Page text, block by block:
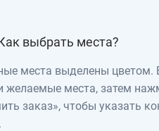
выбрать места?
места выделены цветом.
желаемые места, затем
заказ», чтобы указать